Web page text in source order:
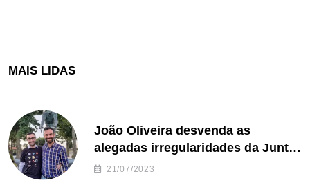
MAIS LIDAS
João Oliveira desvenda as
alegadas irregularidades da Junta
de Freguesia S. João de Ver
21/07/2023